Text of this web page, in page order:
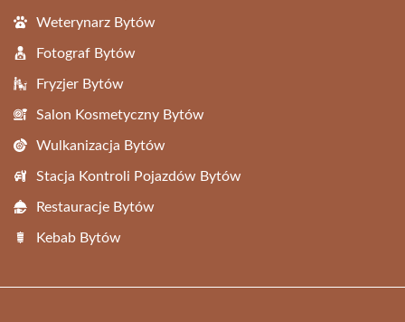
Weterynarz Bytów
Fotograf Bytów
Fryzjer Bytów
Salon Kosmetyczny Bytów
Wulkanizacja Bytów
Stacja Kontroli Pojazdów Bytów
Restauracje Bytów
Kebab Bytów